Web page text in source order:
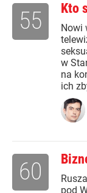
Kto
Nowi
w
na
ich
55
pod
60